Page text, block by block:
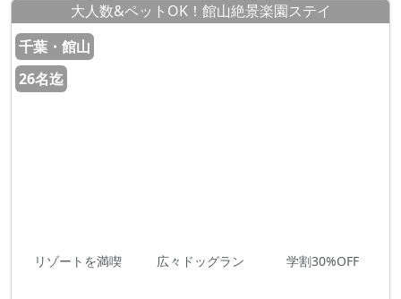
大人数&ペットOK！館山絶景楽園ステイ
千葉・館山
26名迄
リゾートを満喫 広々ドッグラン 学割30%OFF